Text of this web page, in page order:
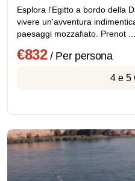
Esplora l'Egitto a bordo della
vivere un'avventura
paesaggi mozzafiato. Prenot ...
€832/ Per persona
4 e 5